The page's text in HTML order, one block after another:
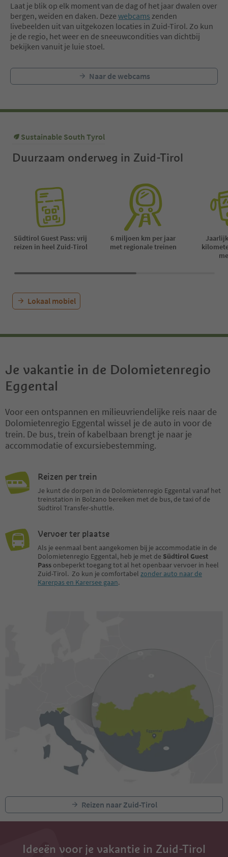
Laat je blik op elk moment van de dag of het jaar dwalen over
bergen, weiden en daken. Deze webcams zenden
livebeelden uit van uitgekozen locaties in Zuid-Tirol. Zo kun
je de regio, het weer en de sneeuwcondities van dichtbij
bekijken vanuit je luie stoel.
Naar de webcams
Sustainable South Tyrol
Duurzaam onderweg in Zuid-Tirol
Südtirol Guest Pass: vrij
reizen in heel Zuid-Tirol
6 miljoen km per jaar
met regionale treinen
Lokaal mobiel
Je vakantie in de Dolomietenregio
Eggental
Voor een ontspannen en milieuvriendelijke reis naar de
Dolomietenregio Eggental wissel je de auto in voor de
trein. De bus, trein of kabelbaan brengt je naar je
accommodatie of excursiebestemming.
Reizen per trein
Je kunt de dorpen in de Dolomietenregio Eggental vanaf het
treinstation in Bolzano bereiken met de bus, de taxi of de
Südtirol Transfer-shuttle.
Vervoer ter plaatse
Als je eenmaal bent aangekomen bij je accommodatie in de
Dolomietenregio Eggental, heb je met de Südtirol Guest
Pass onbeperkt toegang tot al het openbaar vervoer in heel
Zuid-Tirol. Zo kun je comfortabel zonder auto naar de
Karerpas en Karersee gaan.
Reizen naar Zuid-Tirol
Ideeën voor je vakantie in Zuid-Tirol